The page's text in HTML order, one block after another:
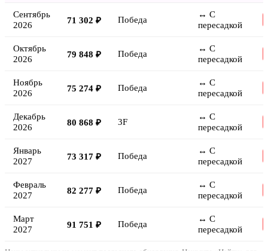
Сентябрь
2026
71 302 ₽ Победа
↔ С
пересадкой
Октябрь
2026
79 848 ₽ Победа
↔ С
пересадкой
Ноябрь
2026
75 274 ₽ Победа
↔ С
пересадкой
Декабрь
2026
80 868 ₽ 3F
↔ С
пересадкой
Январь
2027
73 317 ₽ Победа
↔ С
пересадкой
Февраль
2027
82 277 ₽ Победа
↔ С
пересадкой
Март
2027
91 751 ₽ Победа
↔ С
пересадкой